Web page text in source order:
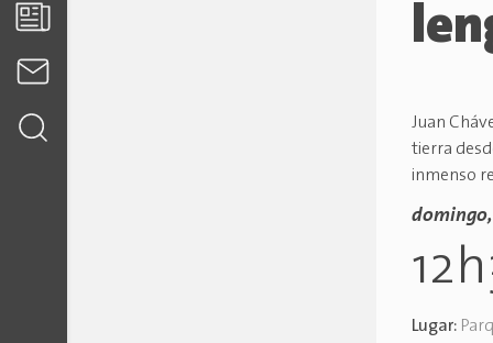
Juan
tierra
inmenso
domingo,
Lugar: